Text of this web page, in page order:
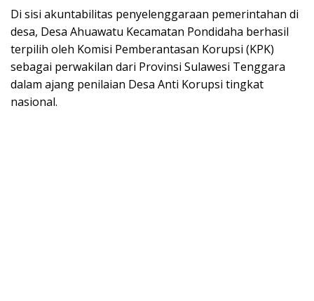
Di sisi akuntabilitas penyelenggaraan pemerintahan di
desa, Desa Ahuawatu Kecamatan Pondidaha berhasil
terpilih oleh Komisi Pemberantasan Korupsi (KPK)
sebagai perwakilan dari Provinsi Sulawesi Tenggara
dalam ajang penilaian Desa Anti Korupsi tingkat
nasional.